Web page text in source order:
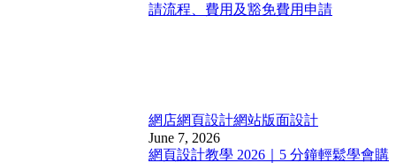
請流程、費用及豁免費用申請
網店網頁設計網站版面設計
June 7, 2026
網頁設計教學 2026｜5 分鐘輕鬆學會購